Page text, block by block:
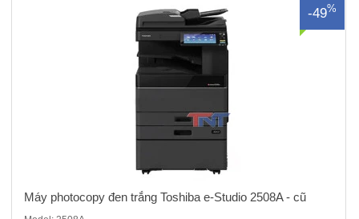
ua
-49%
Máy photocopy đen trắng Toshiba e-Studio 2508A - cũ